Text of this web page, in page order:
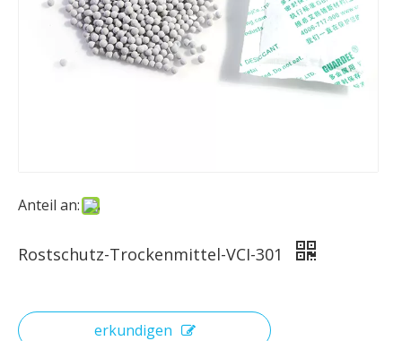
Anteil an:
Rostschutz-Trockenmittel-VCI-301
erkundigen